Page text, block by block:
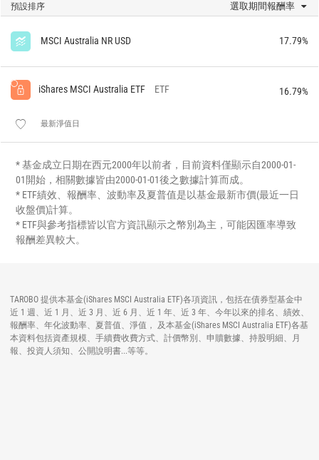
預設排序 選取期間報酬率
MSCI Australia NR USD 17.79%
iShares MSCI Australia ETF ETF 16.79%
最新淨值日
* 基金成立日期在西元2000年以前者，目前資料僅顯示自2000-01-
01開始，相關數據皆由2000-01-01後之數據計算而成。
* ETF績效、報酬率、波動率及夏普值是以基金最新市價(最近一日
收盤價)計算。
* ETF與參考指標皆以官方資訊顯示之幣別為主，可能因匯率導致
報酬差異較大。
TAROBO 提供本基金(iShares MSCI Australia ETF)各項資訊，包括在債券型基金中
近 1 週、近 1 月、近 3 月、近 6 月、近 1 年、近 3 年、今年以來的排名、績效、
報酬率、年化波動率、夏普值、淨值， 及本基金(iShares MSCI Australia ETF)各基
本資料包括資產規模、手續費收費方式、計價幣別、申贖數據、持股明細、月
報、投資人須知、公開說明書...等等。